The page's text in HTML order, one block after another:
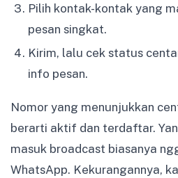
Pilih kontak-kontak yang
pesan singkat.
Kirim, lalu cek status
info pesan.
Nomor yang menunjukkan
berarti aktif dan terdaftar.
masuk broadcast biasanya
WhatsApp. Kekurangannya,